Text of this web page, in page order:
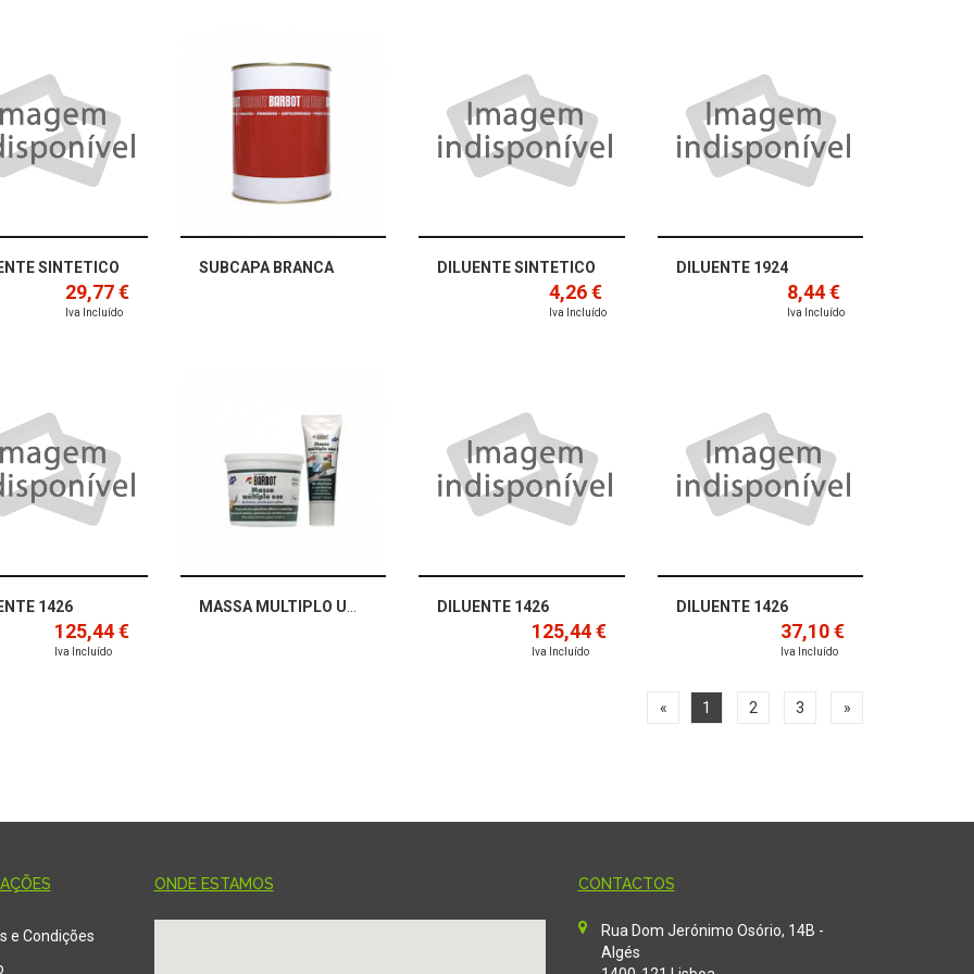
SINTETICO
29,77 €
Iva Incluído
SUBCAPA BRANCA DILUENTE SINTETICO
4,26 €
Iva Incluído
DILUENTE 1924
8,44 €
Iva Incluído
1426
125,44 €
Iva Incluído
DILUENTE 1426
125,44 €
Iva Incluído
DILUENTE 1426
37,10 €
Iva Incluído
« 1 2 3 »
e Condições
ONDE ESTAMOS CONTACTOS
Rua Dom Jerónimo Osório, 14B -
Algés